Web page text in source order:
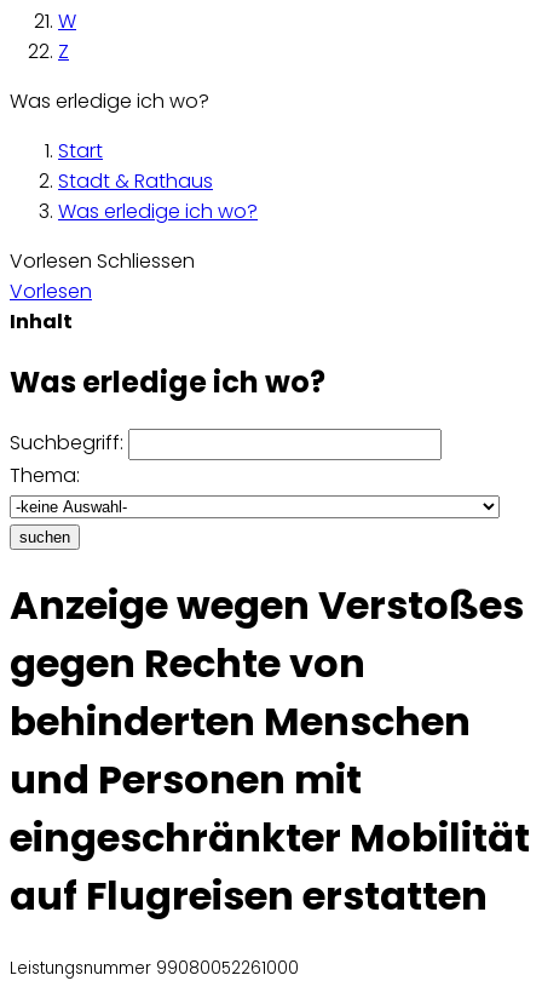
W
Z
Was erledige ich wo?
Start
Stadt & Rathaus
Was erledige ich wo?
Vorlesen Schliessen
Vorlesen
Inhalt
Was erledige ich wo?
Suchbegriff:
Thema:
suchen
Anzeige wegen Verstoßes
gegen Rechte von
behinderten Menschen
und Personen mit
eingeschränkter Mobilität
auf Flugreisen erstatten
Leistungsnummer 99080052261000